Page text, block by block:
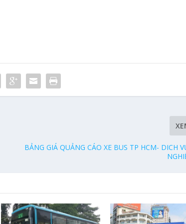
BẢNG GIÁ QUẢNG CÁO XE BUS TP HCM- DICH